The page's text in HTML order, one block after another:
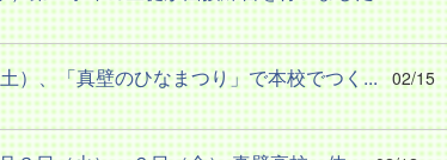
）、「真壁のひなまつり」で本校でつく... 02/15